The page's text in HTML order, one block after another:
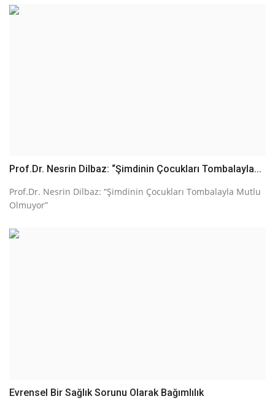
Prof.Dr. Nesrin Dilbaz: “Şimdinin Çocukları Tombalayla...
Prof.Dr. Nesrin Dilbaz: “Şimdinin Çocukları Tombalayla Mutlu
Olmuyor”
Evrensel Bir Sağlık Sorunu Olarak Bağımlılık